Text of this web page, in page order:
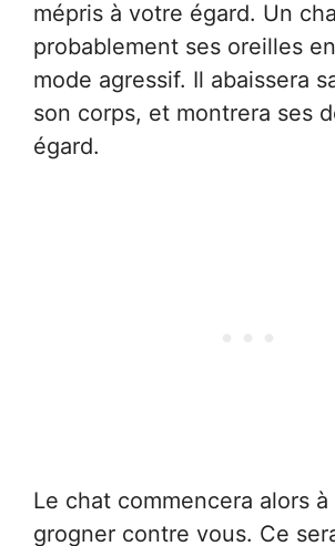
mépris à votre égard. Un
probablement ses oreilles
mode agressif. Il abaissera
son corps, et montrera ses
égard.
Le chat commencera alors
grogner contre vous. Ce